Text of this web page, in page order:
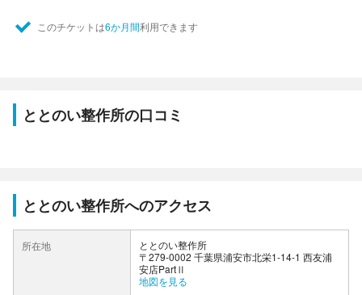
このチケットは6か月間利用できます
ととのい整作所の口コミ
ととのい整作所へのアクセス
所在地
ととのい整作所
〒279-0002 千葉県浦安市北栄1-14-1 西友浦
安店PartⅡ
地図を見る